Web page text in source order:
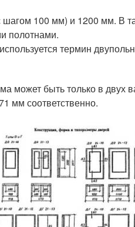
100 мм) и 1200 мм. В
полотнами.
термин
может быть только в
мм соответственно.